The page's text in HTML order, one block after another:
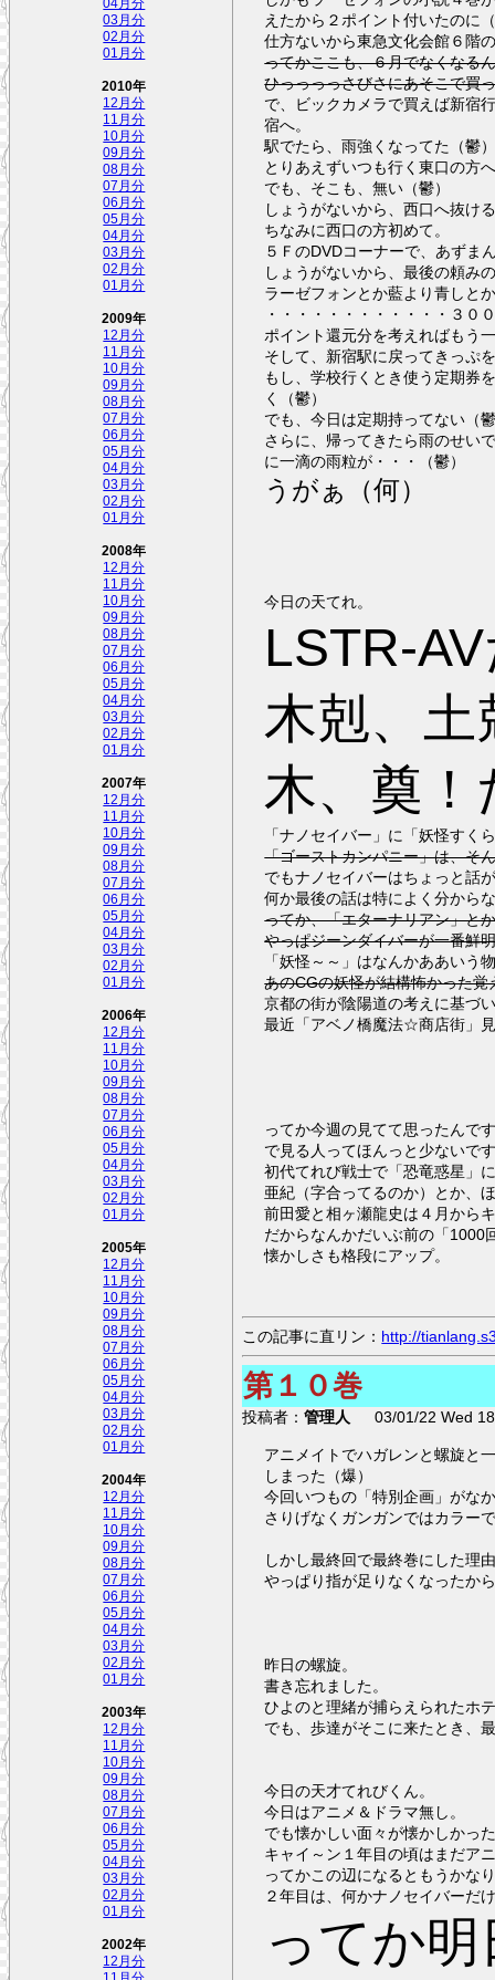
04月分
03月分
02月分
01月分
2010年
12月分
11月分
10月分
09月分
08月分
07月分
06月分
05月分
04月分
03月分
02月分
01月分
2009年
12月分
11月分
10月分
09月分
08月分
07月分
06月分
05月分
04月分
03月分
02月分
01月分
2008年
12月分
11月分
10月分
09月分
08月分
07月分
06月分
05月分
04月分
03月分
02月分
01月分
2007年
12月分
11月分
10月分
09月分
08月分
07月分
06月分
05月分
04月分
03月分
02月分
01月分
2006年
12月分
11月分
10月分
09月分
08月分
07月分
06月分
05月分
04月分
03月分
02月分
01月分
2005年
12月分
11月分
10月分
09月分
08月分
07月分
06月分
05月分
04月分
03月分
02月分
01月分
2004年
12月分
11月分
10月分
09月分
08月分
07月分
06月分
05月分
04月分
03月分
02月分
01月分
2003年
12月分
11月分
10月分
09月分
08月分
07月分
06月分
05月分
04月分
03月分
02月分
01月分
2002年
12月分
えたから２ポイント付いたのに
仕方ないから東急文化会館６階
ってかここも、６月でなくなる
ひっっっっさびさにあそこで買
で、ビックカメラで買えば新宿
宿へ。
駅でたら、雨強くなってた（鬱
とりあえずいつも行く東口の方
でも、そこも、無い（鬱）
しょうがないから、西口へ抜け
ちなみに西口の方初めて。
５ＦのDVDコーナーで、あずま
しょうがないから、最後の頼み
ラーゼフォンとか藍より青しと
・・・・・・・・・・・・３０
ポイント還元分を考えればもう
そして、新宿駅に戻ってきっぷ
もし、学校行くとき使う定期券
く（鬱）
でも、今日は定期持ってない（
さらに、帰ってきたら雨のせい
に一滴の雨粒が・・・（鬱）
うがぁ（何）
今日の天てれ。
LSTR-
木剋、土
木、奠！
「ナノセイバー」に「妖怪すく
「ゴーストカンパニー」は、そ
でもナノセイバーはちょっと話
何か最後の話は特によく分から
ってか、「エターナリアン」と
やっぱジーンダイバーが一番鮮
「妖怪～～」はなんかああいう
あのCGの妖怪が結構怖かった覚
京都の街が陰陽道の考えに基づ
最近「アベノ橋魔法☆商店街」
ってか今週の見てて思ったんで
で見る人ってほんっと少ないで
初代てれび戦士で「恐竜惑星」
亜紀（字合ってるのか）とか、
前田愛と相ヶ瀬龍史は４月から
だからなんかだいぶ前の「1000
懐かしさも格段にアップ。
この記事に直リン： http://
第１０巻
投稿者：管理人 03/01/22 Wed
アニメイトでハガレンと螺旋と
しまった（爆）
今回いつもの「特別企画」がな
さりげなくガンガンではカラー
しかし最終回で最終巻にした理
やっぱり指が足りなくなったか
昨日の螺旋。
書き忘れました。
ひよのと理緒が捕らえられたホ
でも、歩達がそこに来たとき、
今日の天才てれびくん。
今日はアニメ＆ドラマ無し。
でも懐かしい面々が懐かしかっ
キャイ～ン１年目の頃はまだア
ってかこの辺になるともうかな
２年目は、何かナノセイバーだ
ってか